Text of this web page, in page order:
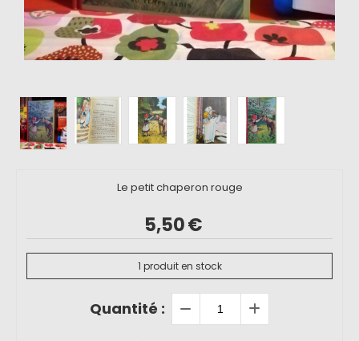
Le petit chaperon rouge
5,50€
1 produit en stock
Quantité :